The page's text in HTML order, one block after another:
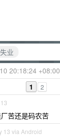
失业
20:18:24 +08:00
1 2
苦还是码农苦
13 via Android